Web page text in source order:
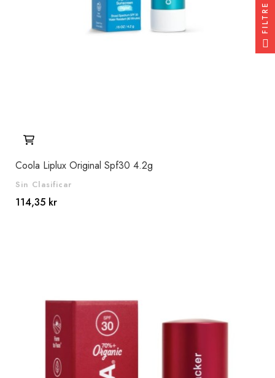
Coola Liplux Original Spf30 4.2g
Sin Clasificar
114,35 kr
FILTRE